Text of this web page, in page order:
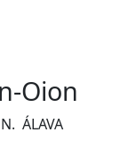
Oion
ÁLAVA